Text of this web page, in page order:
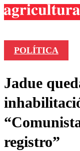
Colo
Motor
POLÍTICA
Jadue
registro”